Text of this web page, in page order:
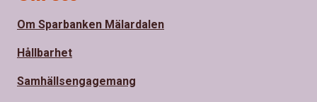
Om Sparbanken Mälardalen
Hållbarhet
Samhällsengagemang